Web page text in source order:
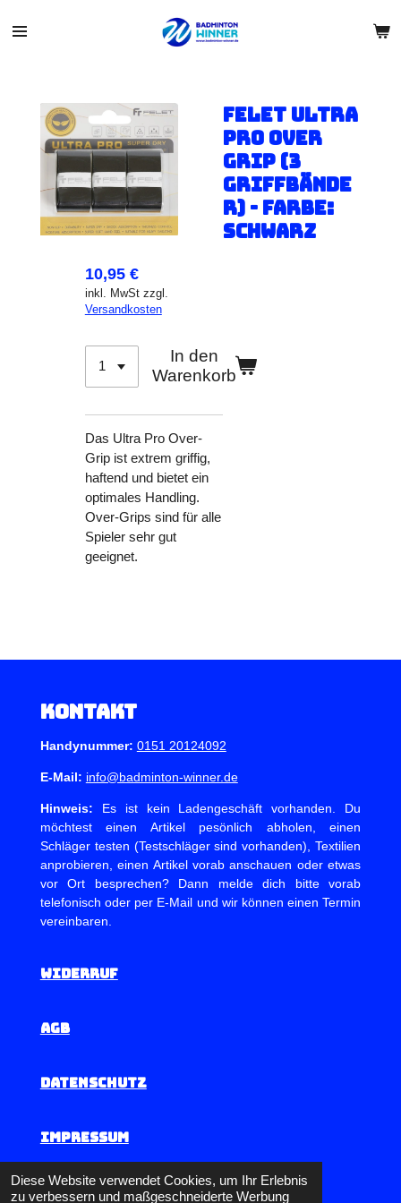
Diese Website verwendet Cookies, um Ihr Erlebnis
zu verbessern und maßgeschneiderte Werbung
Hauptinhalt
Felet Ultra
Pro Over
Grip (3
Griffbände
r) - Farbe:
Schwarz
10,95 €
inkl. MwSt zzgl.
Versandkosten
In den
Warenkorb
Das Ultra Pro Over-
Grip ist extrem griffig,
haftend und bietet ein
optimales Handling.
Over-Grips sind für alle
Spieler sehr gut
geeignet.
Kontakt
Handynummer: 0151 20124092
E-Mail: info@badminton-winner.de
Hinweis: Es ist kein Ladengeschäft vorhanden. Du
möchtest einen Artikel pesönlich abholen, einen
Schläger testen (Testschläger sind vorhanden), Textilien
anprobieren, einen Artikel vorab anschauen oder etwas
vor Ort besprechen? Dann melde dich bitte vorab
telefonisch oder per E-Mail und wir können einen Termin
vereinbaren.
Widerruf
AGB
Datenschutz
Impressum
© 2024 - 2026 Badminton-Winner